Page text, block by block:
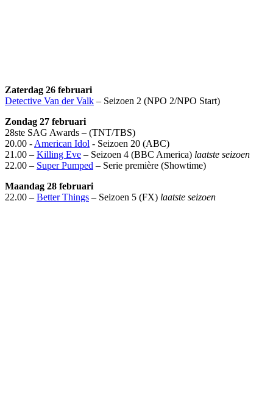
Zaterdag 26 februari
Detective Van der Valk – Seizoen 2 (NPO 2/NPO Start)
Zondag 27 februari
28ste SAG Awards – (TNT/TBS)
20.00 - American Idol - Seizoen 20 (ABC)
21.00 – Killing Eve – Seizoen 4 (BBC America) laatste seizoen
22.00 – Super Pumped – Serie première (Showtime)
Maandag 28 februari
22.00 – Better Things – Seizoen 5 (FX) laatste seizoen